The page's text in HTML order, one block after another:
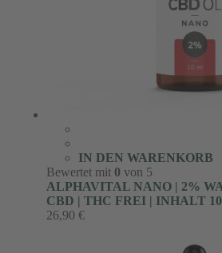
IN DEN WARENKORB
Bewertet mit 0 von 5
ALPHAVITAL NANO | 2%
CBD | THC FREI | INHALT
26,90 €